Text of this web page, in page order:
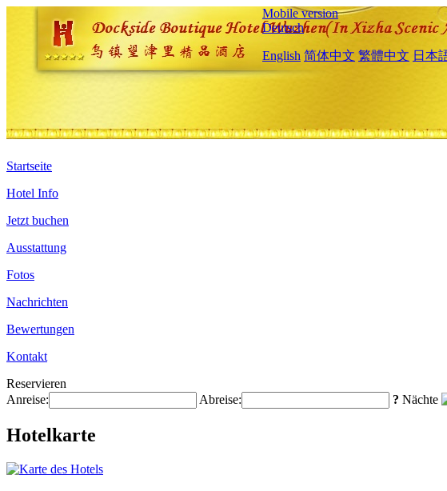
Mobile version
Deutsch
English 简体中文 繁體中文 日本
Startseite
Hotel Info
Jetzt buchen
Ausstattung
Fotos
Nachrichten
Bewertungen
Kontakt
Reservieren
Anreise:
Abreise: ? Nächte
Hotelkarte